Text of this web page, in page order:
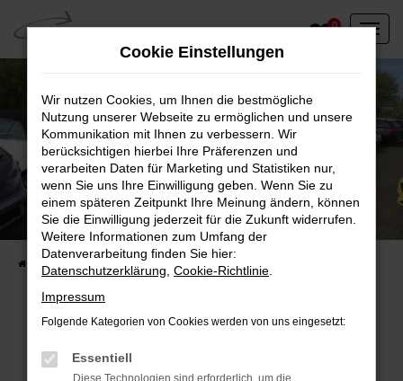
Zum
Hauptinhalt
springen
0
Unser Fahrzeugbestand vor Ort
Entdecken Sie unsere sofort verfügbaren
Fahrzeugangebote
Fehler: Network Error
Cookie Einstellungen
Wir nutzen Cookies, um Ihnen die bestmögliche
Nutzung unserer Webseite zu ermöglichen und unsere
Kommunikation mit Ihnen zu verbessern. Wir
berücksichtigen hierbei Ihre Präferenzen und
verarbeiten Daten für Marketing und Statistiken nur,
wenn Sie uns Ihre Einwilligung geben. Wenn Sie zu
einem späteren Zeitpunkt Ihre Meinung ändern, können
Sie die Einwilligung jederzeit für die Zukunft widerrufen.
Weitere Informationen zum Umfang der
Datenverarbeitung finden Sie hier:
Datenschutzerklärung Cookie-Richtlinie
Impressum
Folgende Kategorien von Cookies werden von uns eingesetzt:
Essentiell
Diese Technologien sind erforderlich, um die